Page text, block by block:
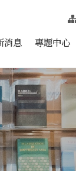
/Main Content
消息 專題中心